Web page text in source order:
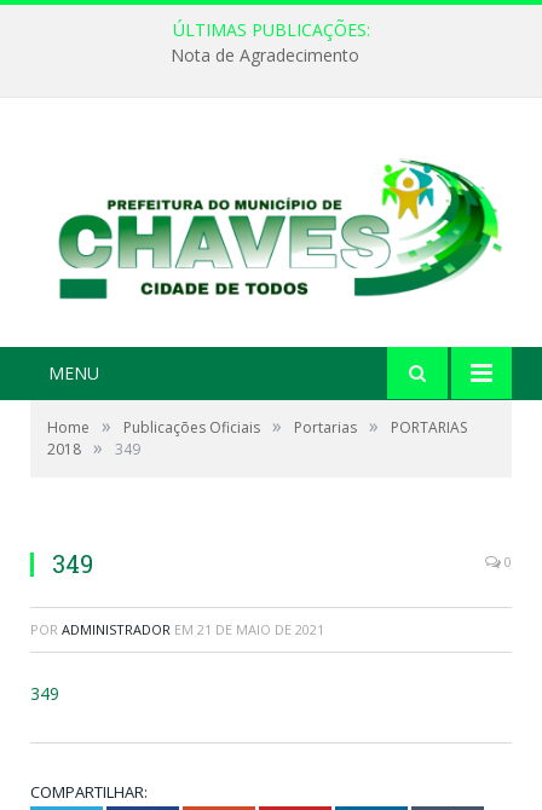
ÚLTIMAS PUBLICAÇÕES:
Nota de Agradecimento
MENU
Home » Publicações Oficiais » Portarias »
PORTARIAS
2018 » 349
349 0
POR ADMINISTRADOR EM 21 DE MAIO DE 2021
349
COMPARTILHAR: